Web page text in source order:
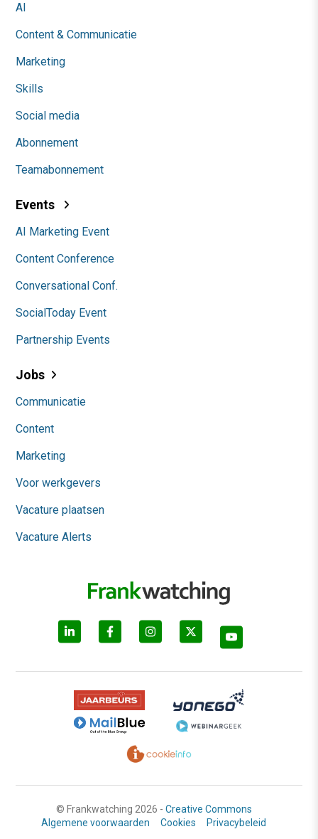
AI
Content & Communicatie
Marketing
Skills
Social media
Abonnement
Teamabonnement
Events
AI Marketing Event
Content Conference
Conversational Conf.
SocialToday Event
Partnership Events
Jobs
Communicatie
Content
Marketing
Voor werkgevers
Vacature plaatsen
Vacature Alerts
© Frankwatching 2026 - Creative Commons
Algemene voorwaarden
Cookies Privacybeleid